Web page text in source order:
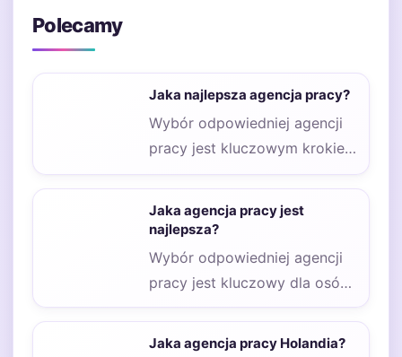
Polecamy
Jaka najlepsza agencja pracy?
Wybór odpowiedniej agencji
pracy jest kluczowym krokiem
w poszukiwaniu zatrudnienia,
na…
Jaka agencja pracy jest
najlepsza?
Wybór odpowiedniej agencji
pracy jest kluczowy dla osób
poszukujących zatrudnienia
oraz dla pracodawców, którzy
Jaka agencja pracy Holandia?